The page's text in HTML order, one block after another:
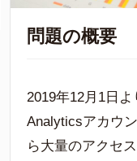
問題の概要
2019年12月1日
Analyticsアカウ
ら大量のアクセ